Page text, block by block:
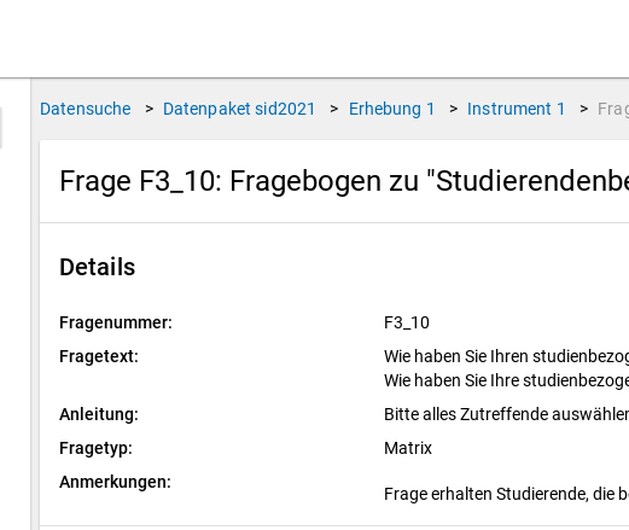
Datensuche > Datenpaket sid2021 > Erhebung 1 > Instrument 1 >
Frage F3_10: Fragebogen zu
Details
Fragenummer:
F3_10
Fragetext:
Wie haben Sie Ihren
Wie haben Sie Ihre
Anleitung:
Bitte alles Zutreffende
Fragetyp:
Matrix
Anmerkungen:
Frage erhalten Studierende, die